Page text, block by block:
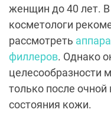
женщин до 40 лет. В
косметологи
рассмотреть
филлеров. Однако
целесообразности
только после очной
состояния кожи.